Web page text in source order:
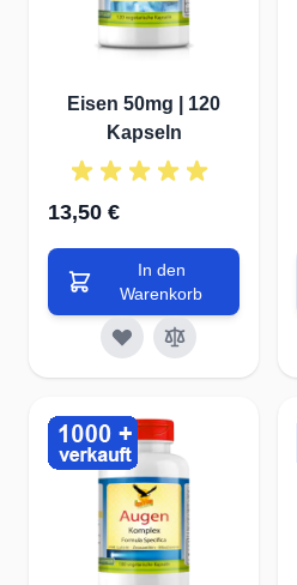
Eisen 50mg | 120
Kapseln
13,50 €
In den
Warenkorb